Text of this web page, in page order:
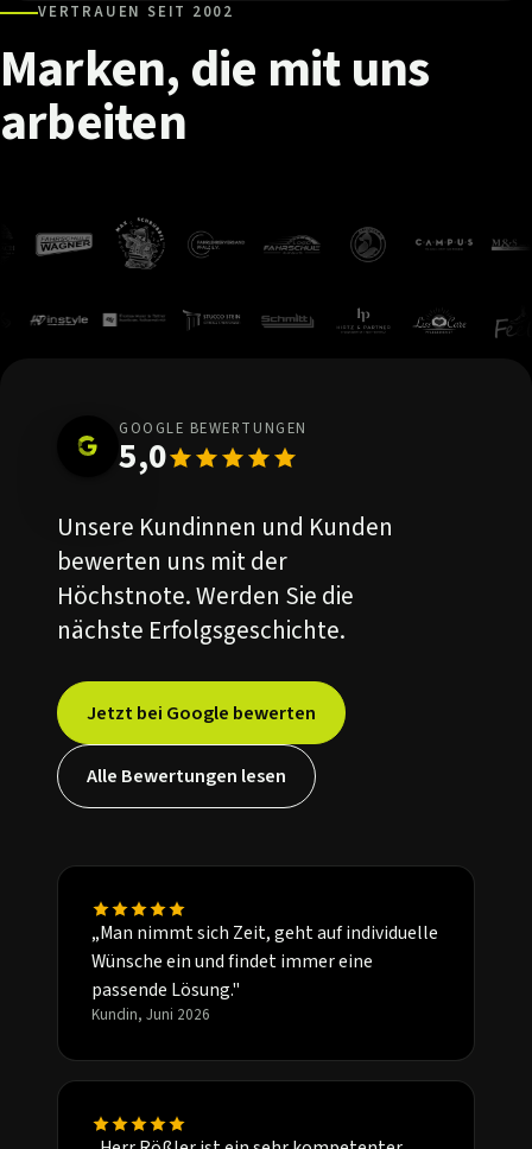
VERTRAUEN SEIT 2002
Marken,die mituns
arbeiten
GOOGLE BEWERTUNGEN
5,0
Unsere Kundinnen und Kunden
bewerten uns mit der
Höchstnote. Werden Sie die
nächste Erfolgsgeschichte.
Jetzt bei Google bewerten
Alle Bewertungen lesen
„Man nimmt sich Zeit, geht auf individuelle
Wünsche ein und findet immer eine
passende Lösung."
Kundin, Juni 2026